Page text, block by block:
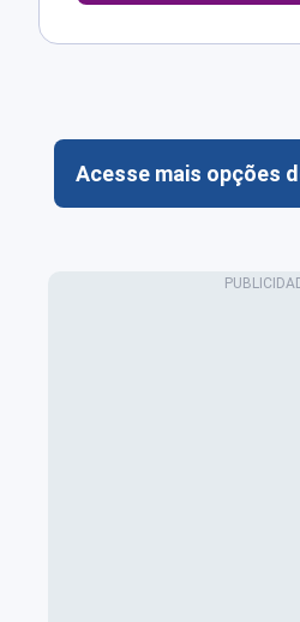
Acesse mais opções